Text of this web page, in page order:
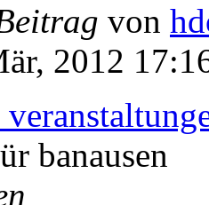
von
2012
banausen